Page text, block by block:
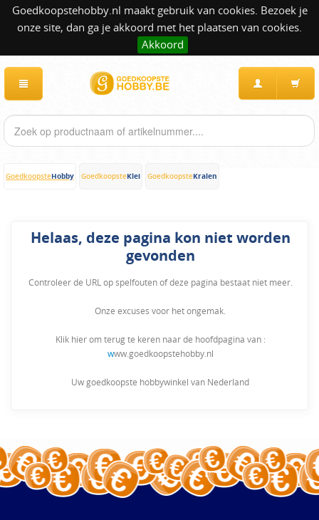
Goedkoopstehobby.nl maakt gebruik van cookies. Bezoek je
onze site, dan ga je akkoord met het plaatsen van cookies.
Akkoord
GoedkoopsteHobby GoedkoopsteKlei GoedkoopsteKralen
Helaas, deze pagina kon niet worden
gevonden
Controleer de URL op spelfouten of deze pagina bestaat niet meer.
Onze excuses voor het ongemak.
Klik hier om terug te keren naar de hoofdpagina van :
www.goedkoopstehobby.nl
Uw goedkoopste hobbywinkel van Nederland